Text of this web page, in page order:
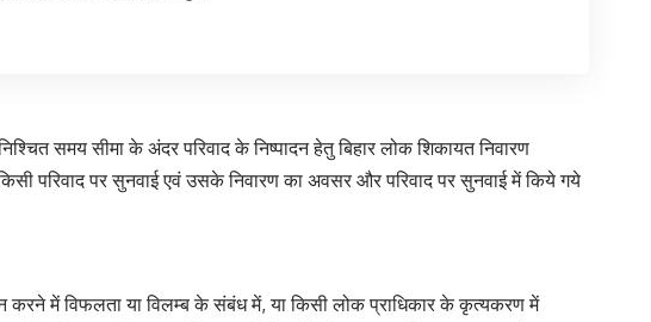
समय सीमा के अंदर परिवाद के निष्पादन हेतु बिहार लोक शिकायत निवारण
परिवाद पर सुनवाई एवं उसके निवारण का अवसर और परिवाद पर सुनवाई में किये गये
करने में विफलता या विलम्ब के संबंध में, या किसी लोक प्राधिकार के कृत्यकरण में